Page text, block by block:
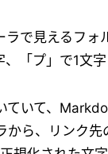
で見えるフ
「プ」で1文字
いて、
ら、リンク